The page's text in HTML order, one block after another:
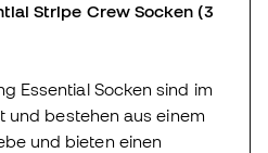
Stripe Crew Socken (3
Essential Socken sind im
und bestehen aus einem
und bieten einen